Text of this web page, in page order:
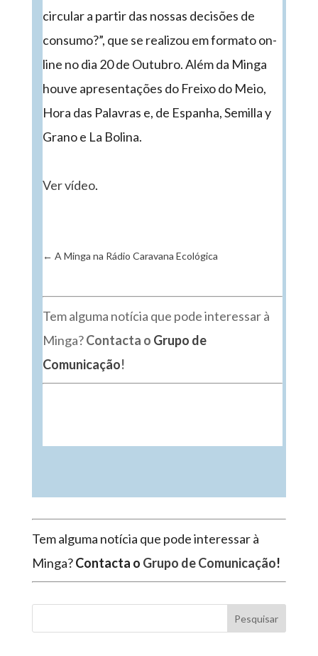
circular a partir das nossas decisões de
consumo?”, que se realizou em formato on-
line no dia 20 de Outubro. Além da Minga
houve apresentações do Freixo do Meio,
Hora das Palavras e, de Espanha, Semilla y
Grano e La Bolina.
Ver vídeo.
← A Minga na Rádio Caravana Ecológica
Tem alguma notícia que pode interessar à
Minga?Contacta o Grupo de
Comunicação!
Tem alguma notícia que pode interessar à
Minga?Contacta o Grupo de Comunicação!
Pesquisar